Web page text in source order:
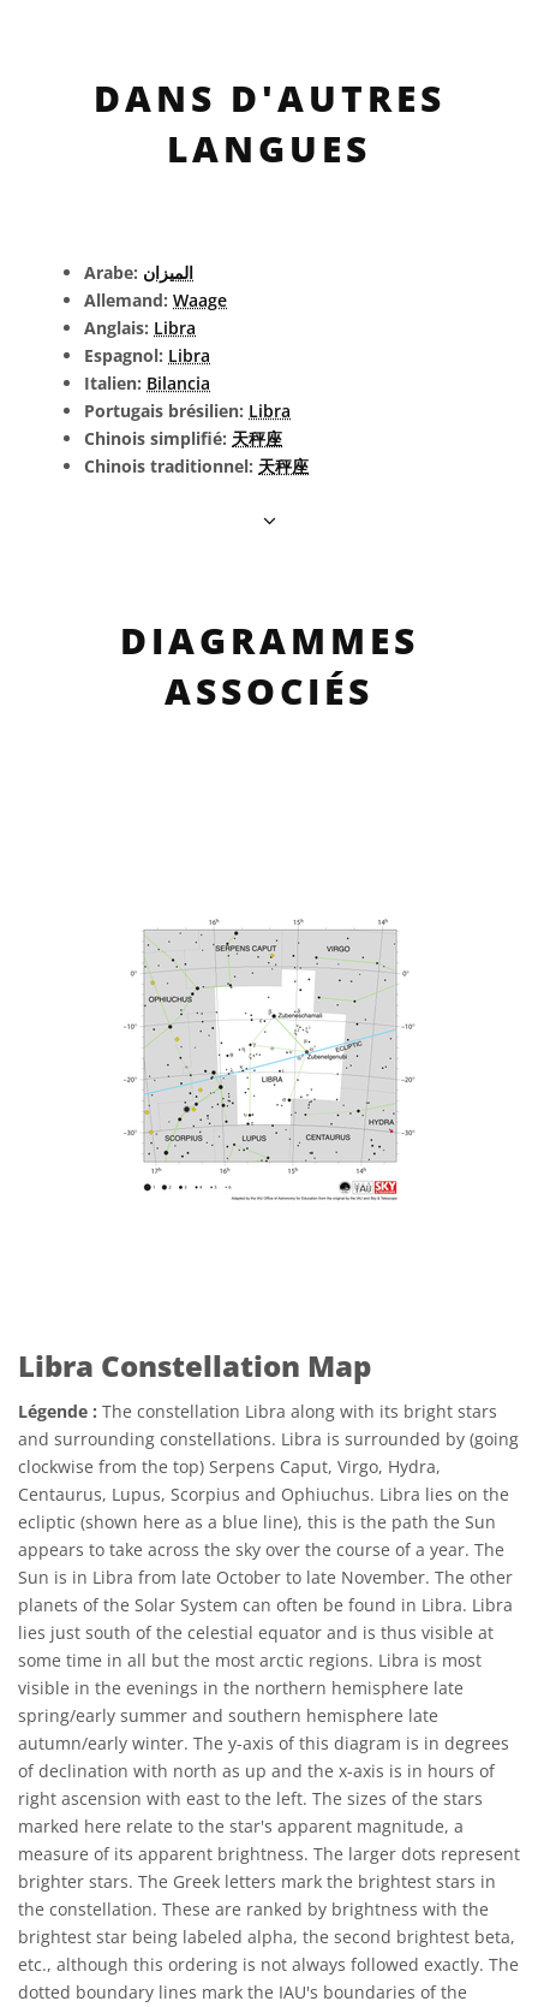
DANS D'AUTRES
LANGUES
Arabe: الميزان
Allemand: Waage
Anglais: Libra
Espagnol: Libra
Italien: Bilancia
Portugais brésilien: Libra
Chinois simplifié: 天秤座
Chinois traditionnel: 天秤座
DIAGRAMMES
ASSOCIÉS
Libra Constellation Map
Légende : The constellation Libra along with its bright stars
and surrounding constellations. Libra is surrounded by (going
clockwise from the top) Serpens Caput, Virgo, Hydra,
Centaurus, Lupus, Scorpius and Ophiuchus. Libra lies on the
ecliptic (shown here as a blue line), this is the path the Sun
appears to take across the sky over the course of a year. The
Sun is in Libra from late October to late November. The other
planets of the Solar System can often be found in Libra. Libra
lies just south of the celestial equator and is thus visible at
some time in all but the most arctic regions. Libra is most
visible in the evenings in the northern hemisphere late
spring/early summer and southern hemisphere late
autumn/early winter. The y-axis of this diagram is in degrees
of declination with north as up and the x-axis is in hours of
right ascension with east to the left. The sizes of the stars
marked here relate to the star's apparent magnitude, a
measure of its apparent brightness. The larger dots represent
brighter stars. The Greek letters mark the brightest stars in
the constellation. These are ranked by brightness with the
brightest star being labeled alpha, the second brightest beta,
etc., although this ordering is not always followed exactly. The
dotted boundary lines mark the IAU's boundaries of the